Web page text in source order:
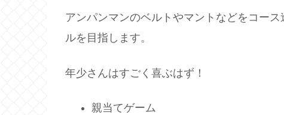
アンパンマンのベルトやマントなどをコー
ルを目指します。
年少さんはすごく喜ぶはず！
親当てゲーム